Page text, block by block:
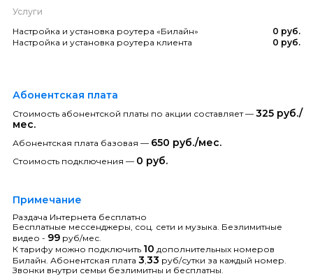
Услуги
Настройка и установка роутера «Билайн»
0 руб.
Настройка и установка роутера клиента
0 руб.
Абонентская плата
Стоимость абонентской платы по акции составляет — 325 руб./
мес.
Абонентская плата базовая — 650 руб./мес.
Стоимость подключения — 0 руб.
Примечание
Раздача Интернета бесплатно
Бесплатные мессенджеры, соц. сети и музыка. Безлимитные
видео - 99 руб/мес.
К тарифу можно подключить 10 дополнительных номеров
Билайн. Абонентская плата 3 33 руб/сутки за каждый номер.
Звонки внутри семьи безлимитны и бесплатны.